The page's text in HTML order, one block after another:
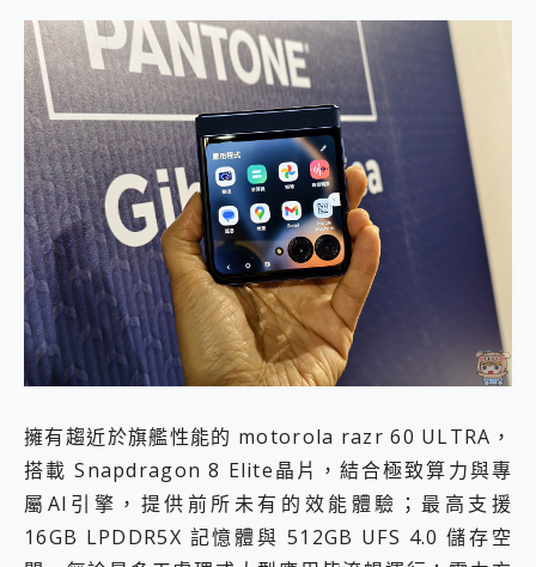
擁有趨近於旗艦性能的 motorola razr 60 ULTRA，
搭載 Snapdragon 8 Elite晶片，結合極致算力與專
屬AI引擎，提供前所未有的效能體驗；最高支援
16GB LPDDR5X 記憶體與 512GB UFS 4.0 儲存空